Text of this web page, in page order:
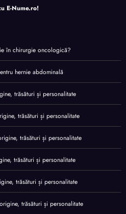
E-Nume.ro!
în chirurgie oncologică?
hernie abdominală
trăsături și personalitate
trăsături și personalitate
trăsături și personalitate
trăsături și personalitate
trăsături și personalitate
trăsături și personalitate